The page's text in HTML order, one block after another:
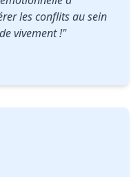
les conflits au sein
vivement !"